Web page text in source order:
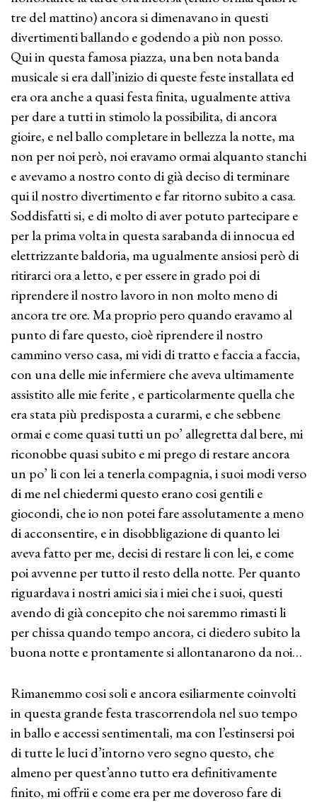
tre del mattino) ancora si dimenavano in questi
divertimenti ballando e godendo a più non posso.
Qui in questa famosa piazza, una ben nota banda
musicale si era dall’inizio di queste feste installata ed
era ora anche a quasi festa finita, ugualmente attiva
per dare a tutti in stimolo la possibilita, di ancora
gioire, e nel ballo completare in bellezza la notte, ma
non per noi però, noi eravamo ormai alquanto stanchi
e avevamo a nostro conto di già deciso di terminare
qui il nostro divertimento e far ritorno subito a casa.
Soddisfatti si, e di molto di aver potuto partecipare e
per la prima volta in questa sarabanda di innocua ed
elettrizzante baldoria, ma ugualmente ansiosi però di
ritirarci ora a letto, e per essere in grado poi di
riprendere il nostro lavoro in non molto meno di
ancora tre ore. Ma proprio pero quando eravamo al
punto di fare questo, cioè riprendere il nostro
cammino verso casa, mi vidi di tratto e faccia a faccia,
con una delle mie infermiere che aveva ultimamente
assistito alle mie ferite , e particolarmente quella che
era stata più predisposta a curarmi, e che sebbene
ormai e come quasi tutti un po’ allegretta dal bere, mi
riconobbe quasi subito e mi prego di restare ancora
un po’ li con lei a tenerla compagnia, i suoi modi verso
di me nel chiedermi questo erano cosi gentili e
giocondi, che io non potei fare assolutamente a meno
di acconsentire, e in disobbligazione di quanto lei
aveva fatto per me, decisi di restare li con lei, e come
poi avvenne per tutto il resto della notte. Per quanto
riguardava i nostri amici sia i miei che i suoi, questi
avendo di già concepito che noi saremmo rimasti li
per chissa quando tempo ancora, ci diedero subito la
buona notte e prontamente si allontanarono da noi…
Rimanemmo cosi soli e ancora esiliarmente coinvolti
in questa grande festa trascorrendola nel suo tempo
in ballo e accessi sentimentali, ma con l’estinsersi poi
di tutte le luci d’intorno vero segno questo, che
almeno per quest’anno tutto era definitivamente
finito, mi offrii e come era per me doveroso fare di